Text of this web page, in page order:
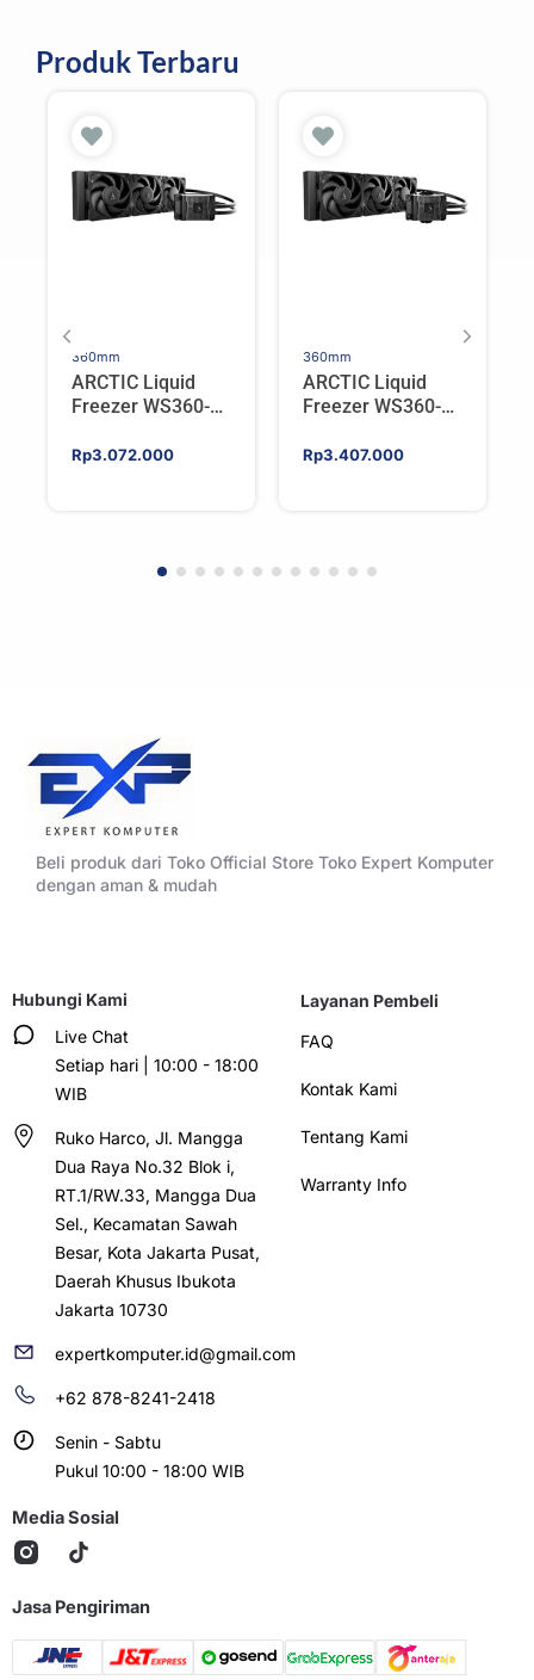
Produk Terbaru
360mm
ARCTIC Liquid
Freezer WS360-
AIO CPU Water
Rp3.072.000
360mm
ARCTIC Liquid
Freezer WS360-
AIO CPU Water
Rp3.407.000
Beli produk dari Toko Official Store Toko Expert Komputer
dengan aman & mudah
Hubungi Kami
Live Chat
Setiap hari | 10:00 - 18:00
WIB
Ruko Harco, Jl. Mangga
Dua Raya No.32 Blok i,
RT.1/RW.33, Mangga Dua
Sel., Kecamatan Sawah
Besar, Kota Jakarta Pusat,
Daerah Khusus Ibukota
Jakarta 10730
expertkomputer.id@gmail.com
+62 878-8241-2418
Senin - Sabtu
Pukul 10:00 - 18:00 WIB
Layanan Pembeli
FAQ
Kontak Kami
Tentang Kami
Warranty Info
Media Sosial
Jasa Pengiriman